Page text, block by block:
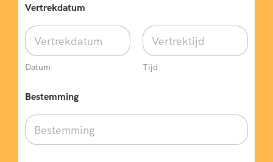
h
)
B
e
e
m
i
n
Vertrekdatum
Datum Tijd
Bestemming